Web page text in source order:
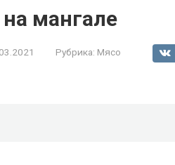
мангале
Рубрика: Мясо